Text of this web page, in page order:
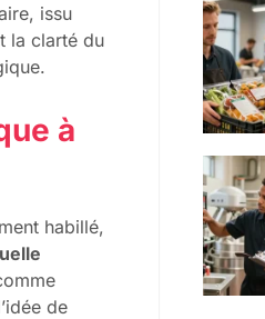
issu
la clarté du
à
habillé,
de